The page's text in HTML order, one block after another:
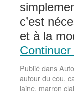
c’est
et à la
Publié dans
autour du cou,
laine, marron